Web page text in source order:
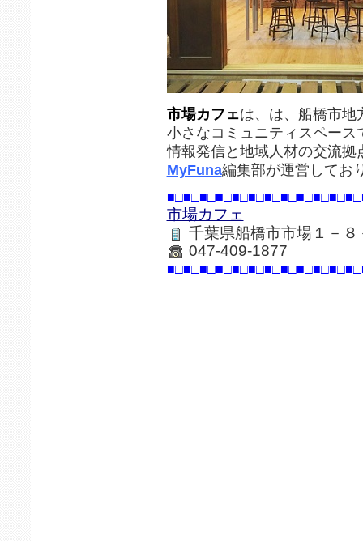
市場カフェは、は、船橋市地
小さなコミュニティスペース
情報発信と地域人材の交流拠
MyFuna編集部が運営してお
市場カフェ
千葉県船橋市市場１－８
047-409-1877